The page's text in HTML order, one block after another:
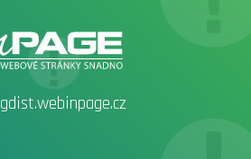
gdist.webinpage.cz